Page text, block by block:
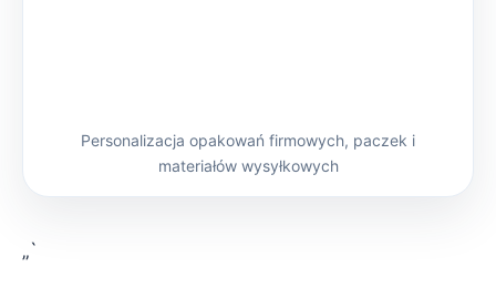
Personalizacja opakowań firmowych, paczek i
materiałów wysyłkowych
„`